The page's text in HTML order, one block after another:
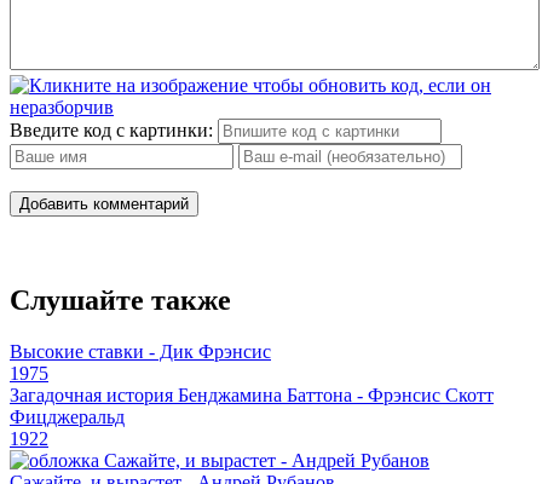
Введите код с картинки:
Добавить комментарий
Слушайте также
Высокие ставки - Дик Фрэнсис
1975
Загадочная история Бенджамина Баттона - Фрэнсис Скотт
Фицджеральд
1922